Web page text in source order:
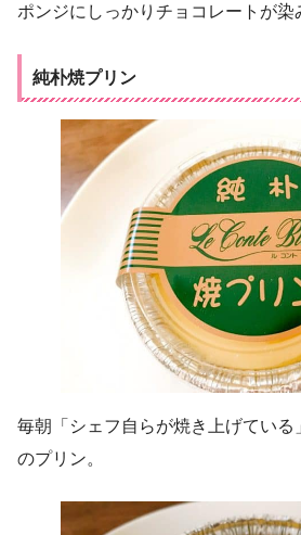
ポンジにしっかりチョコレートが染
純朴焼プリン
毎朝「シェフ自らが焼き上げている
のプリン。